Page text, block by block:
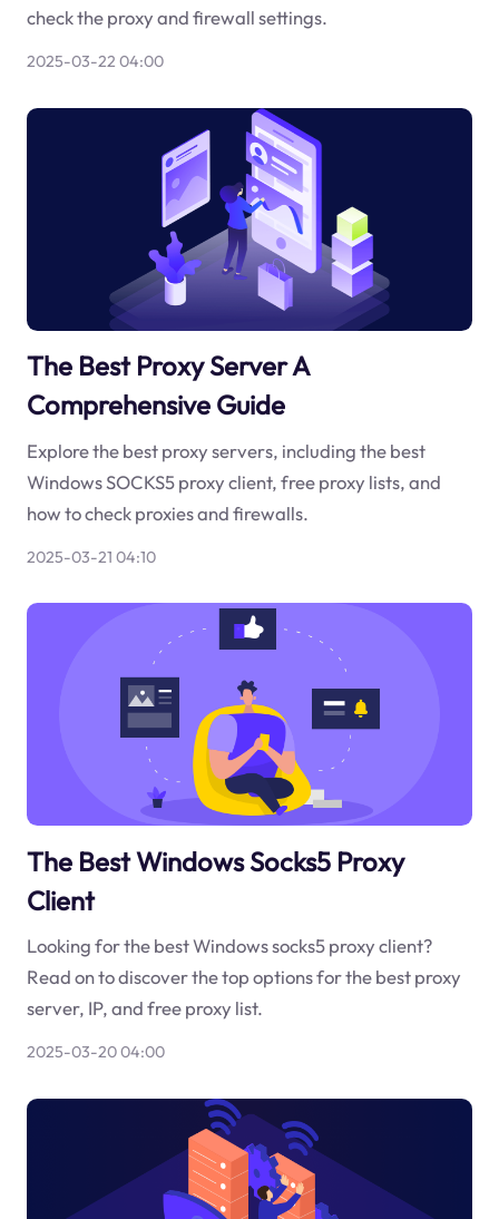
check the proxy and firewall settings.
2025-03-22 04:00
The Best Proxy Server A
Comprehensive Guide
Explore the best proxy servers, including the best
Windows SOCKS5 proxy client, free proxy lists, and
how to check proxies and firewalls.
2025-03-21 04:10
The Best Windows Socks5 Proxy
Client
Looking for the best Windows socks5 proxy client?
Read on to discover the top options for the best proxy
server, IP, and free proxy list.
2025-03-20 04:00